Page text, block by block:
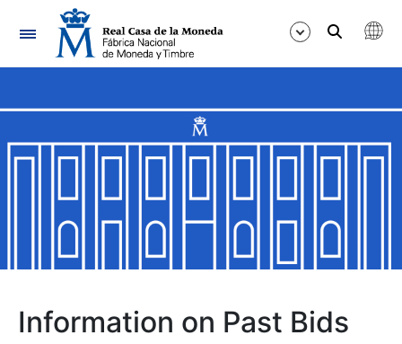
Navigation
Show/Hide
Show/Hide
Show/Hide
Information on Past Bids